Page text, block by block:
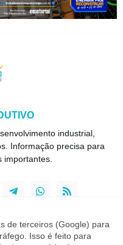
industrial,
Informação precisa para
importantes.
Produtivo
de terceiros (Google) para
Isso é feito para